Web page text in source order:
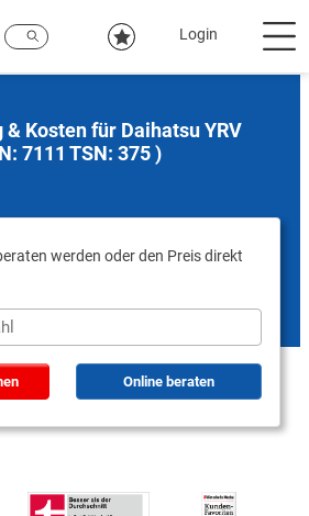
Login
Kosten für Daihatsu YRV
7111 TSN: 375 )
werden oder den Preis direkt
Online beraten